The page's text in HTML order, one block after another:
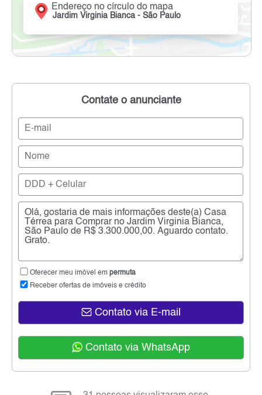
Endereço no círculo do mapa
Jardim Virginia Bianca - São Paulo
Contate o anunciante
Oferecer meu imóvel em permuta
Receber ofertas de imóveis e crédito
Contato via E-mail
Contato via WhatsApp